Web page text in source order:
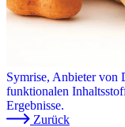
Symrise, Anbieter von
funktionalen
Ergebnisse.
Zurück